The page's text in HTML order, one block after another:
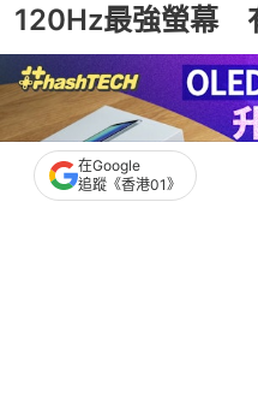
120Hz最強螢幕
在Google
追蹤《香港01》